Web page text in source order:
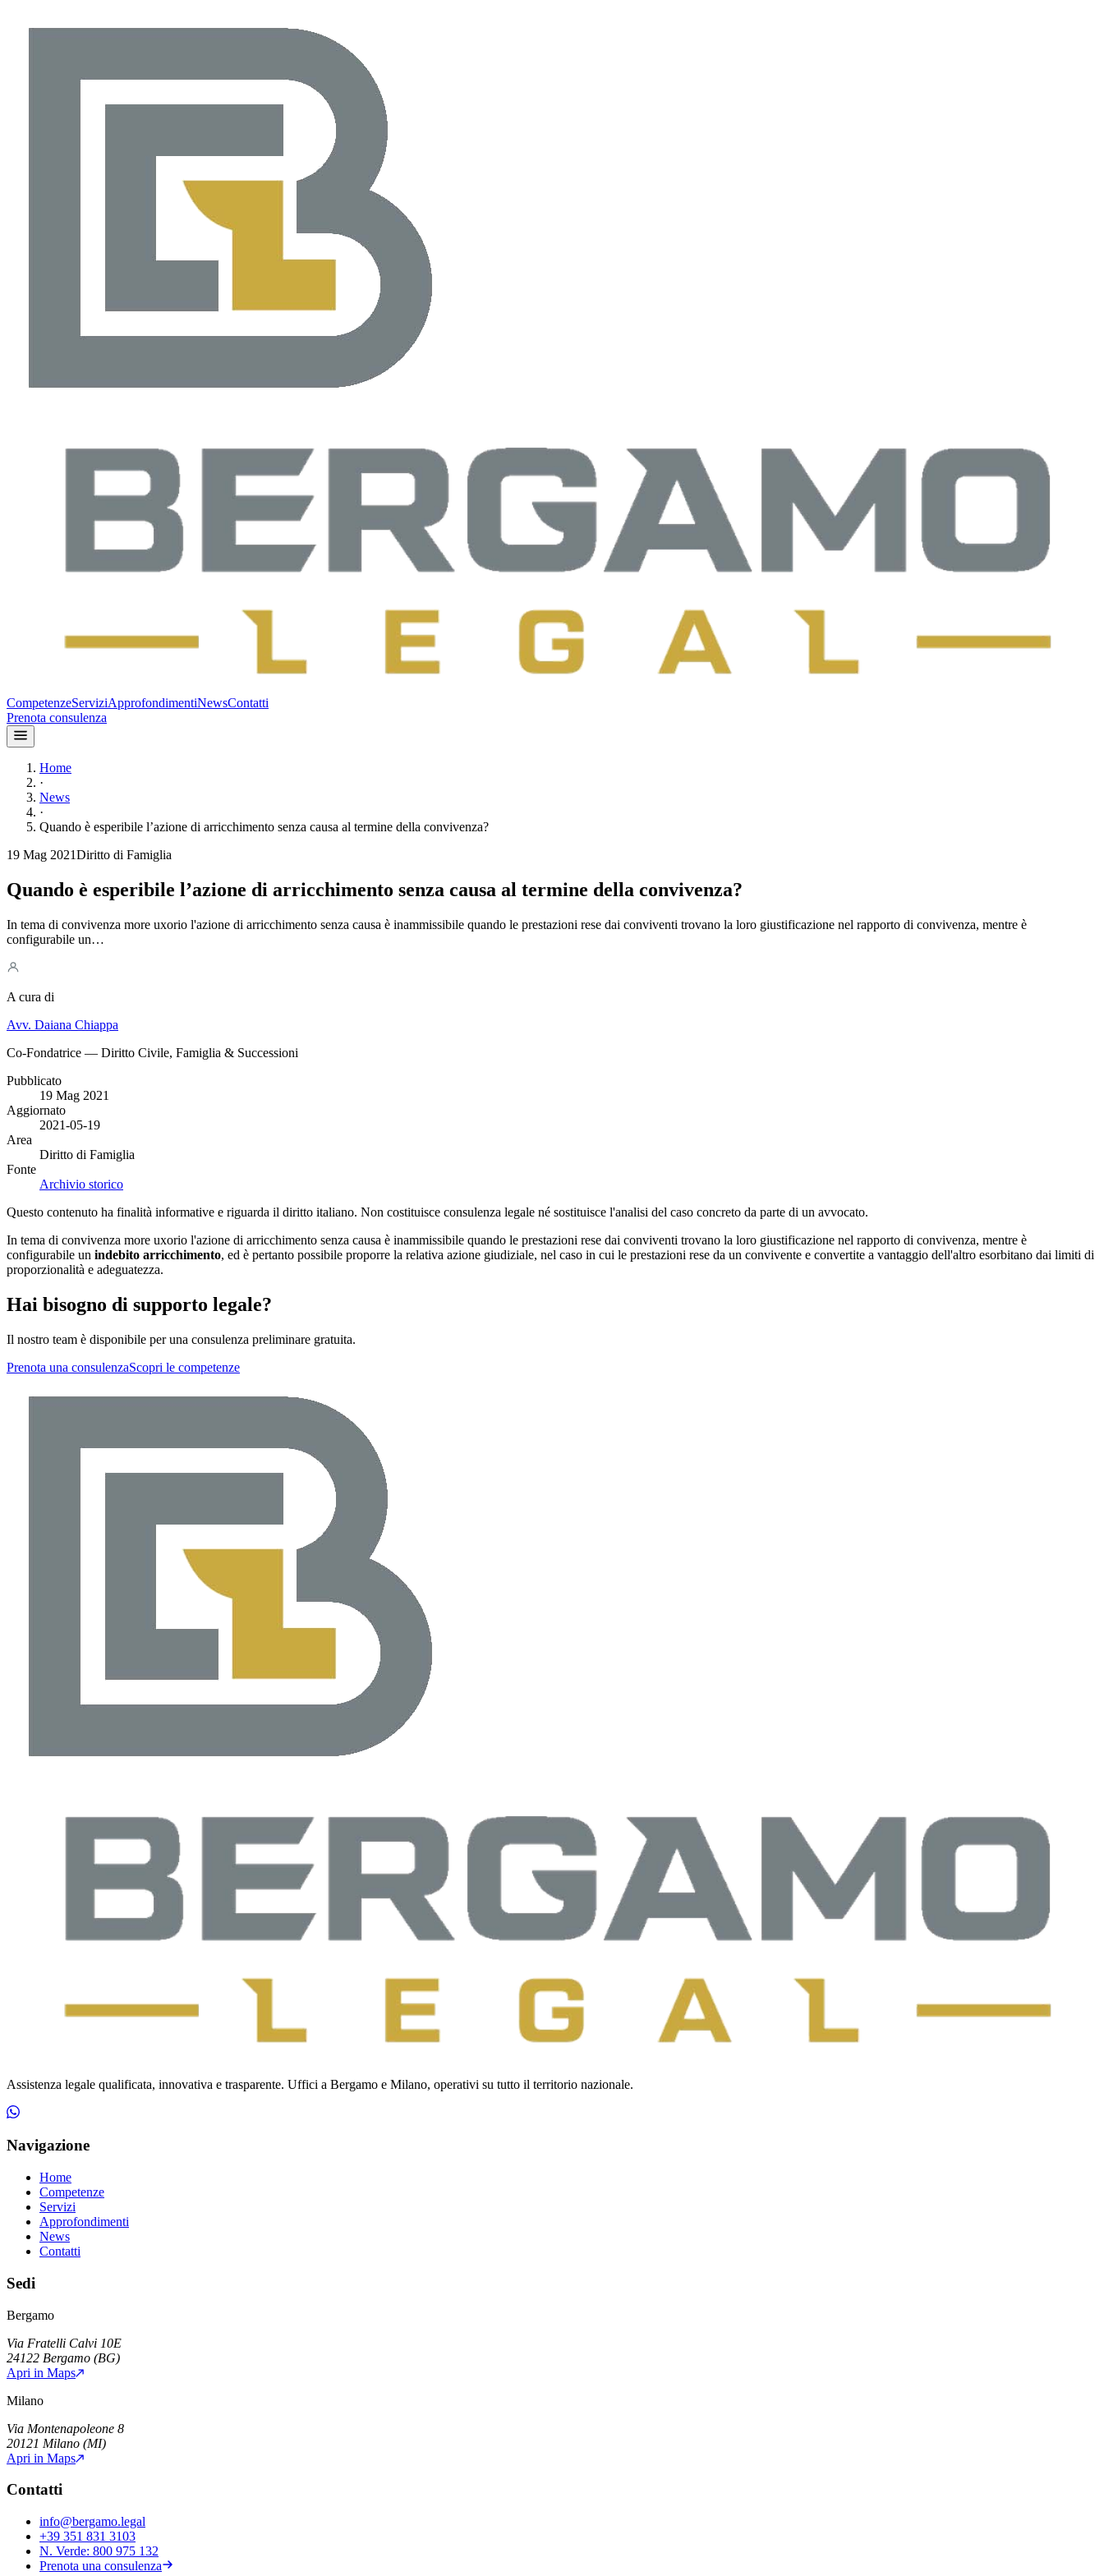
CompetenzeServiziApprofondimentiNewsContatti
Prenota consulenza
Home
·
News
·
Quando è esperibile l’azione di arricchimento senza causa al termine della convivenza?
19 Mag 2021Diritto di Famiglia
Quando è esperibile l’azione di arricchimento senza causa al termine della convivenza?
In tema di convivenza more uxorio l'azione di arricchimento senza causa è inammissibile quando le prestazioni rese dai conviventi trovano la loro giustificazione nel rapporto di convivenza, mentre è
configurabile un…
A cura di
Avv. Daiana Chiappa
Co-Fondatrice — Diritto Civile, Famiglia & Successioni
Pubblicato
19 Mag 2021
Aggiornato
2021-05-19
Area
Diritto di Famiglia
Fonte
Archivio storico
Questo contenuto ha finalità informative e riguarda il diritto italiano. Non costituisce consulenza legale né sostituisce l'analisi del caso concreto da parte di un avvocato.
In tema di convivenza more uxorio l'azione di arricchimento senza causa è inammissibile quando le prestazioni rese dai conviventi trovano la loro giustificazione nel rapporto di convivenza, mentre è
configurabile un indebito arricchimento, ed è pertanto possibile proporre la relativa azione giudiziale, nel caso in cui le prestazioni rese da un convivente e convertite a vantaggio dell'altro esorbitano dai limiti di
proporzionalità e adeguatezza.
Hai bisogno di supporto legale?
Il nostro team è disponibile per una consulenza preliminare gratuita.
Prenota una consulenzaScopri le competenze
Assistenza legale qualificata, innovativa e trasparente. Uffici a Bergamo e Milano, operativi su tutto il territorio nazionale.
Navigazione
Home
Competenze
Servizi
Approfondimenti
News
Contatti
Sedi
Bergamo
Via Fratelli Calvi 10E
24122 Bergamo (BG)
Apri in Maps
Milano
Via Montenapoleone 8
20121 Milano (MI)
Apri in Maps
Contatti
info@bergamo.legal
+39 351 831 3103
N. Verde: 800 975 132
Prenota una consulenza